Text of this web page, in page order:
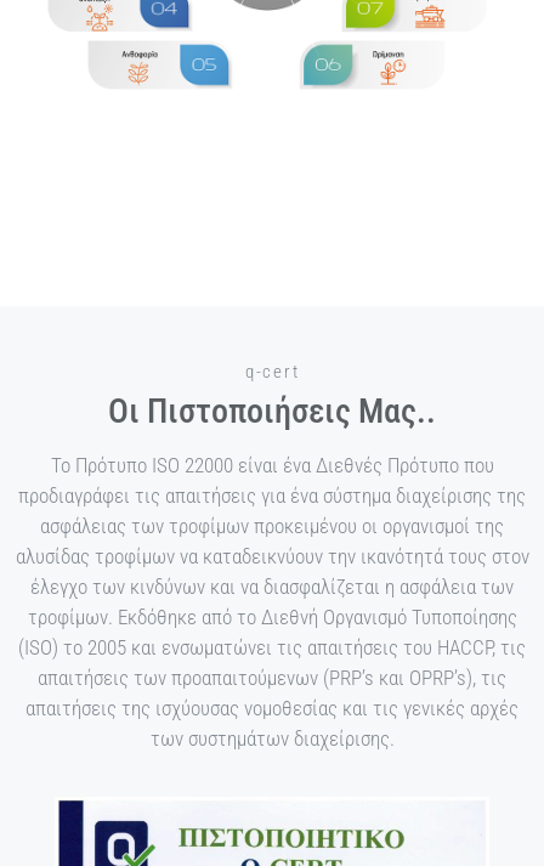
q-cert
Οι Πιστοποιήσεις Μας..
Το Πρότυπο ISO 22000 είναι ένα Διεθνές Πρότυπο που
προδιαγράφει τις απαιτήσεις για ένα σύστημα διαχείρισης της
ασφάλειας των τροφίμων προκειμένου οι οργανισμοί της
αλυσίδας τροφίμων να καταδεικνύουν την ικανότητά τους στον
έλεγχο των κινδύνων και να διασφαλίζεται η ασφάλεια των
τροφίμων. Εκδόθηκε από το Διεθνή Οργανισμό Τυποποίησης
(ISO) το 2005 και ενσωματώνει τις απαιτήσεις του HACCP, τις
απαιτήσεις των προαπαιτούμενων (PRP’s και OPRP’s), τις
απαιτήσεις της ισχύουσας νομοθεσίας και τις γενικές αρχές
των συστημάτων διαχείρισης.